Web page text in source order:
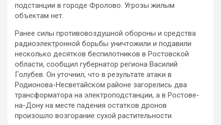
подстанции в городе Фролово. Угрозы жилым
объектам нет.
Ранее силы противовоздушной обороны и средства
радиоэлектронной борьбы уничтожили и подавили
несколько десятков беспилотников в Ростовской
области, сообщил губернатор региона Василий
Голубев. Он уточнил, что в результате атаки в
Родионова-Несветайском районе загорелись два
трансформатора на электроподстанции, а в Ростове-
на-Дону на месте падения остатков дронов
произошло возгорание сухой растительности.